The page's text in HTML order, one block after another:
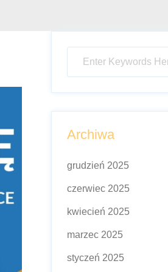
Archiwa
grudzień 2025
czerwiec 2025
kwiecień 2025
marzec 2025
styczeń 2025